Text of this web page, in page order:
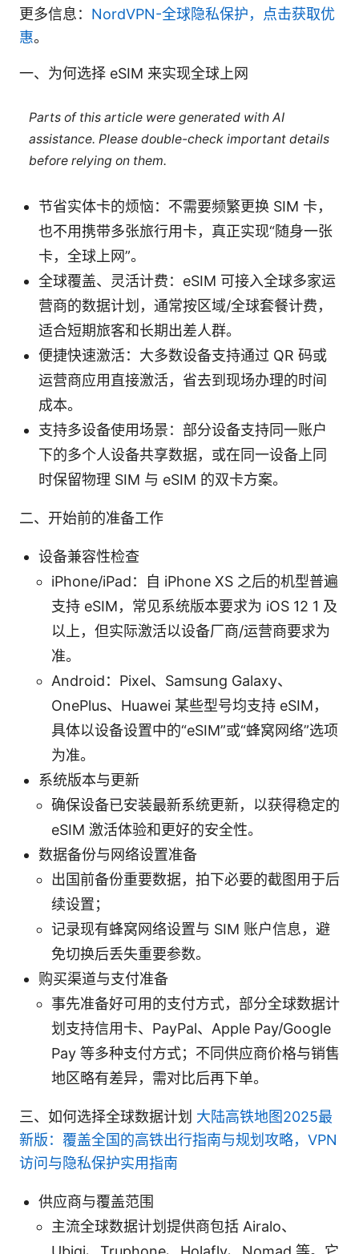
更多信息： NordVPN-全球隐私保护，点击获取优
惠。
一、为何选择 eSIM 来实现全球上网
Parts of this article were generated with AI
assistance. Please double-check important details
before relying on them.
节省实体卡的烦恼：不需要频繁更换 SIM 卡，
也不用携带多张旅行用卡，真正实现“随身一张
卡，全球上网”。
全球覆盖、灵活计费：eSIM 可接入全球多家运
营商的数据计划，通常按区域/全球套餐计费，
适合短期旅客和长期出差人群。
便捷快速激活：大多数设备支持通过 QR 码或
运营商应用直接激活，省去到现场办理的时间
成本。
支持多设备使用场景：部分设备支持同一账户
下的多个人设备共享数据，或在同一设备上同
时保留物理 SIM 与 eSIM 的双卡方案。
二、开始前的准备工作
设备兼容性检查
iPhone/iPad：自 iPhone XS 之后的机型普遍
支持 eSIM，常见系统版本要求为 iOS 12 1 及
以上，但实际激活以设备厂商/运营商要求为
准。
Android：Pixel、Samsung Galaxy、
OnePlus、Huawei 某些型号均支持 eSIM，
具体以设备设置中的“eSIM”或“蜂窝网络”选项
为准。
系统版本与更新
确保设备已安装最新系统更新，以获得稳定的
eSIM 激活体验和更好的安全性。
数据备份与网络设置准备
出国前备份重要数据，拍下必要的截图用于后
续设置；
记录现有蜂窝网络设置与 SIM 账户信息，避
免切换后丢失重要参数。
购买渠道与支付准备
事先准备好可用的支付方式，部分全球数据计
划支持信用卡、PayPal、Apple Pay/Google
Pay 等多种支付方式；不同供应商价格与销售
地区略有差异，需对比后再下单。
三、如何选择全球数据计划 大陆高铁地图2025最
新版：覆盖全国的高铁出行指南与规划攻略，VPN
访问与隐私保护实用指南
供应商与覆盖范围
主流全球数据计划提供商包括 Airalo、